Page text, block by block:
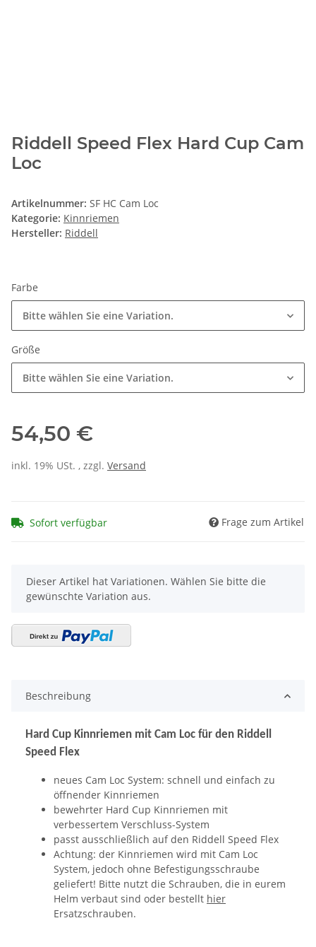
Riddell Speed Flex Hard Cup Cam
Loc
Artikelnummer: SF HC Cam Loc
Kategorie: Kinnriemen
Hersteller: Riddell
Farbe
Bitte wählen Sie eine Variation.
Größe
Bitte wählen Sie eine Variation.
54,50 €
inkl. 19% USt. , zzgl. Versand
Sofort verfügbar Frage zum Artikel
x
Dieser Artikel hat Variationen. Wählen Sie bitte die
gewünschte Variation aus.
Beschreibung
Hard Cup Kinnriemen mit Cam Loc für den Riddell
Speed Flex
neues Cam Loc System: schnell und einfach zu
öffnender Kinnriemen
bewehrter Hard Cup Kinnriemen mit
verbessertem Verschluss-System
passt ausschließlich auf den Riddell Speed Flex
Achtung: der Kinnriemen wird mit Cam Loc
System, jedoch ohne Befestigungsschraube
geliefert! Bitte nutzt die Schrauben, die in eurem
Helm verbaut sind oder bestellt hier
Ersatzschrauben.